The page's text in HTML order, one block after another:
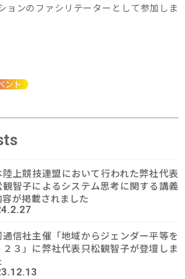
ョンのファシリテーターとして参加しま
ント
陸上競技連盟において行われた弊社代表
観智子によるシステム思考に関する講義
容が掲載されました
通信社主催「地域からジェンダー平等を
２３」に弊社代表只松観智子が登壇しま